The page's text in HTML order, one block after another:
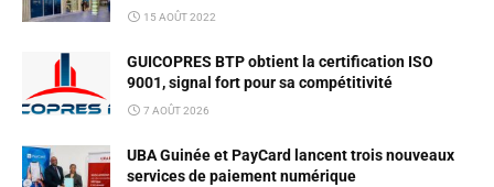
15 AOÛT 2022
GUICOPRES BTP obtient la certification ISO
9001, signal fort pour sa compétitivité
7 AOÛT 2026
UBA Guinée et PayCard lancent trois nouveaux
services de paiement numérique